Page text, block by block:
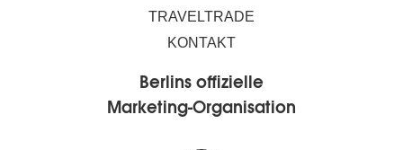
TRAVELTRADE
KONTAKT
Berlins offizielle
Marketing-Organisation